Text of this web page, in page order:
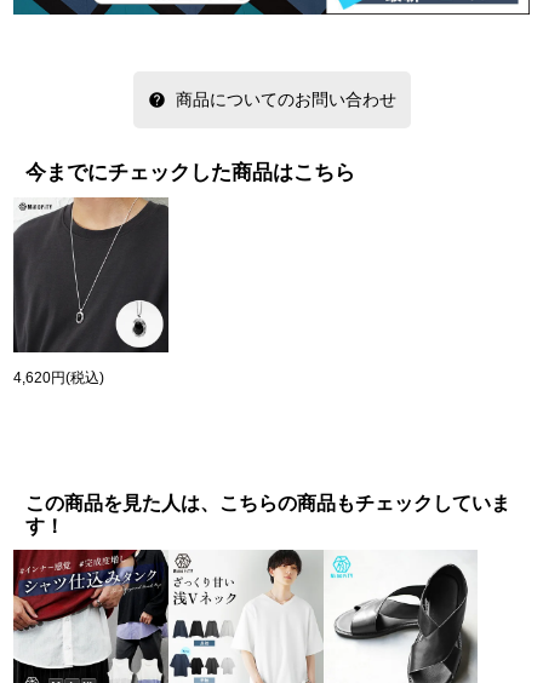
商品についてのお問い合わせ
今までにチェックした商品はこちら
4,620円(税込)
この商品を見た人は、こちらの商品もチェックしていま
す！